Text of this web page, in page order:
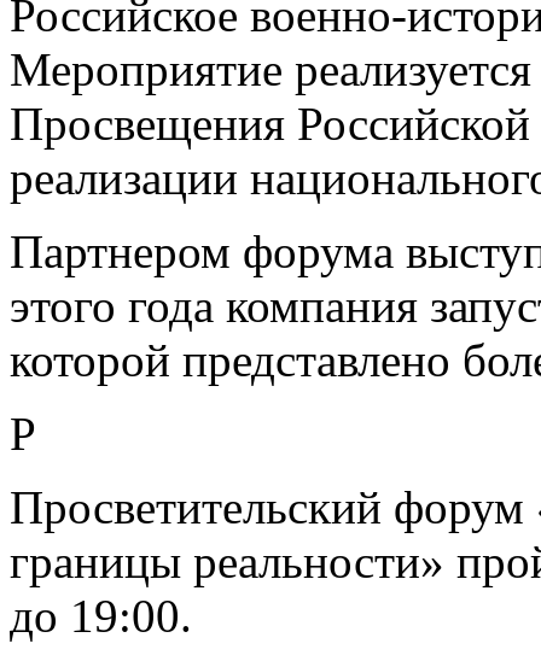
Российское военно-
Мероприятие
Просвещения
реализации
Партнером форума
этого года компания
которой представлено
P
Просветительский
границы реальности»
до 19:00.